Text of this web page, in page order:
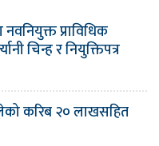
नवनियुक्त प्राविधिक
चिन्ह र नियुक्तिपत्र
करिब २० लाखसहित